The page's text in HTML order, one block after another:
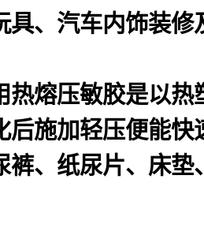
具、汽车内饰装
热熔压敏胶是以
后施加轻压便能
裤、纸尿片、床垫